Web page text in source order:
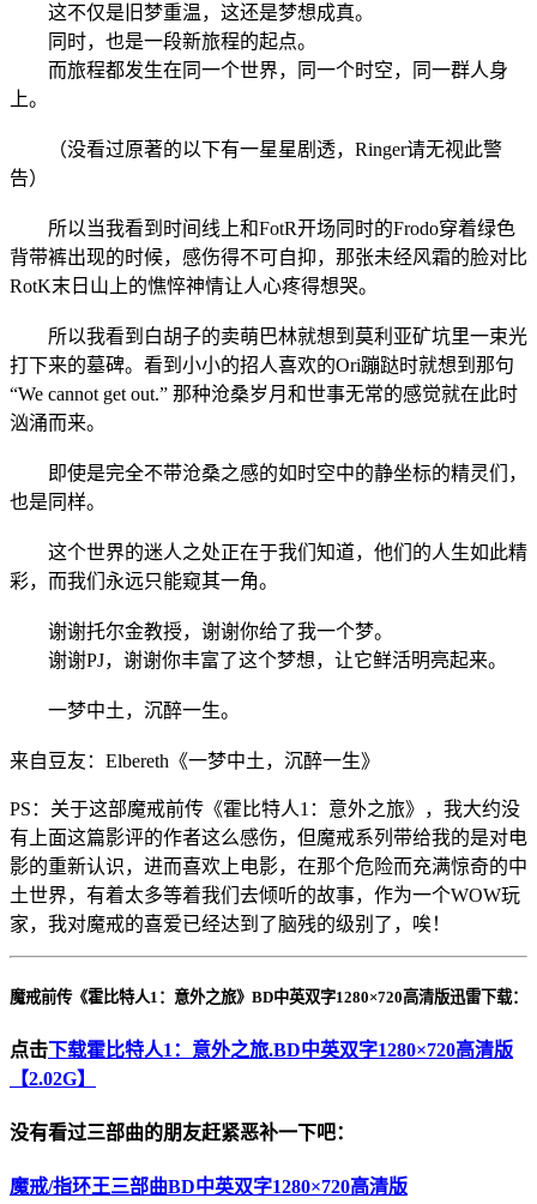
这不仅是旧梦重温，这还是梦想成真。
同时，也是一段新旅程的起点。
而旅程都发生在同一个世界，同一个时空，同一群人身
上。
（没看过原著的以下有一星星剧透，Ringer请无视此警
告）
所以当我看到时间线上和FotR开场同时的Frodo穿着绿色
背带裤出现的时候，感伤得不可自抑，那张未经风霜的脸对比
RotK末日山上的憔悴神情让人心疼得想哭。
所以我看到白胡子的卖萌巴林就想到莫利亚矿坑里一束光
打下来的墓碑。看到小小的招人喜欢的Ori蹦跶时就想到那句
“We cannot get out.” 那种沧桑岁月和世事无常的感觉就在此时
汹涌而来。
即使是完全不带沧桑之感的如时空中的静坐标的精灵们，
也是同样。
这个世界的迷人之处正在于我们知道，他们的人生如此精
彩，而我们永远只能窥其一角。
谢谢托尔金教授，谢谢你给了我一个梦。
谢谢PJ，谢谢你丰富了这个梦想，让它鲜活明亮起来。
一梦中土，沉醉一生。
来自豆友：Elbereth《一梦中土，沉醉一生》
PS：关于这部魔戒前传《霍比特人1：意外之旅》，我大约没
有上面这篇影评的作者这么感伤，但魔戒系列带给我的是对电
影的重新认识，进而喜欢上电影，在那个危险而充满惊奇的中
土世界，有着太多等着我们去倾听的故事，作为一个WOW玩
家，我对魔戒的喜爱已经达到了脑残的级别了，唉！
魔戒前传《霍比特人1：意外之旅》BD中英双字1280×720高清版迅雷下载：
点击下载霍比特人1：意外之旅.BD中英双字1280×720高清版
【2.02G】
没有看过三部曲的朋友赶紧恶补一下吧：
魔戒/指环王三部曲BD中英双字1280×720高清版